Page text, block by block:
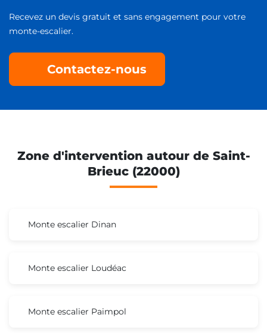
Recevez un devis gratuit et sans engagement pour votre
monte-escalier.
Contactez-nous
Zone d'intervention autour de Saint-
Brieuc (22000)
Monte escalier Dinan
Monte escalier Loudéac
Monte escalier Paimpol